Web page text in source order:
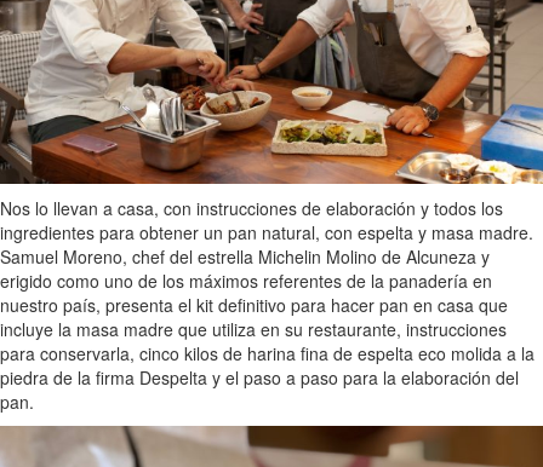
Nos lo llevan a casa, con instrucciones de elaboración y todos los
ingredientes para obtener un pan natural, con espelta y masa madre.
Samuel Moreno, chef del estrella Michelin Molino de Alcuneza y
erigido como uno de los máximos referentes de la panadería en
nuestro país, presenta el kit definitivo para hacer pan en casa que
incluye la masa madre que utiliza en su restaurante, instrucciones
para conservarla, cinco kilos de harina fina de espelta eco molida a la
piedra de la firma Despelta y el paso a paso para la elaboración del
pan.